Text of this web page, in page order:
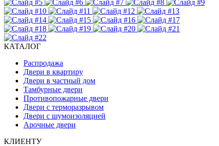
КАТАЛОГ
Распродажа
Двери в квартиру
Двери в частный дом
Тамбурные двери
Противопожарные двери
Двери с терморазрывом
Двери с шумоизоляцией
Арочные двери
КЛИЕНТУ